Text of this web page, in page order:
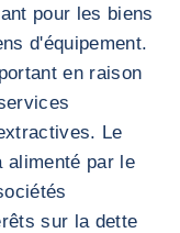
pour les biens
d'équipement.
en raison
Le
alimenté par le
sur la dette